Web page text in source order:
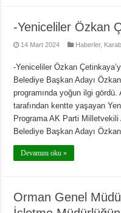
-Yeniceliler Özkan
14 Mart 2024 Haberler,
-Yeniceliler Özkan
Belediye Başkan Adayı
programında yoğun ilgi
tarafından kentte yaşayan
Programa AK Parti Milletvekili
Belediye Başkan Adayı
Devamını oku »
Orman Genel